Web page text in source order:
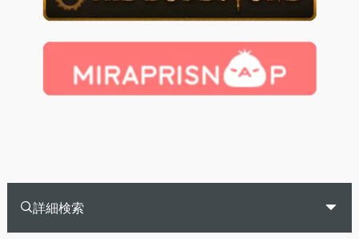
詳細検索